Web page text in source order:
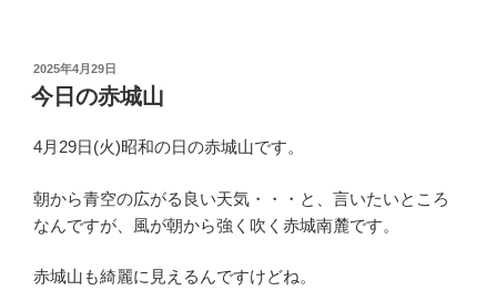
投
稿
日:
2025年4月29日
今日の赤城山
4月29日(火)昭和の日の赤城山です。
朝から青空の広がる良い天気・・・と、言いたいところ
なんですが、風が朝から強く吹く赤城南麓です。
赤城山も綺麗に見えるんですけどね。